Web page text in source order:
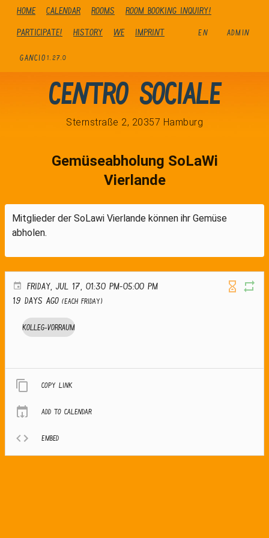
Home Calendar Rooms
Room booking inquiry!
Participate!
history We Imprint EN ADMIN
GANCIO 1.27.0
Centro Sociale
Sternstraße 2, 20357 Hamburg
Gemüseabholung SoLaWi
Vierlande
Mitglieder der SoLawi Vierlande können ihr Gemüse
abholen.
FRIDAY, JUL 17, 01:30 PM-05:00 PM
19 days ago (Each Friday)
Kolleg-Vorraum
Copy link
Add to calendar
Embed